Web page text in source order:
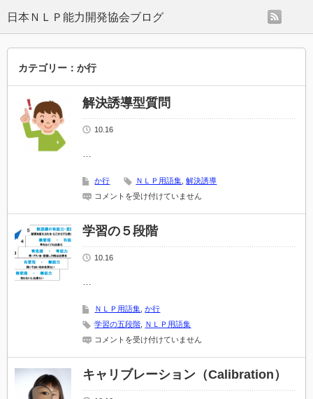
日本ＮＬＰ能力開発協会ブログ
カテゴリー：か行
解決誘導型質問
10.16
…
か行 ＮＬＰ用語集 ,解決誘導
解
誘
導
型
質
問
コメントを受け付けていません
学習の５段階
10.16
…
ＮＬＰ用語集 ,か行
学習の五段階
ＮＬＰ用語集
学
の
５
段
階
コメントを受け付けていません
キャリブレーション（Calibration）